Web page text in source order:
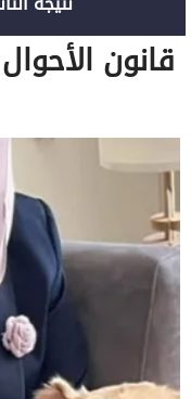
قانون